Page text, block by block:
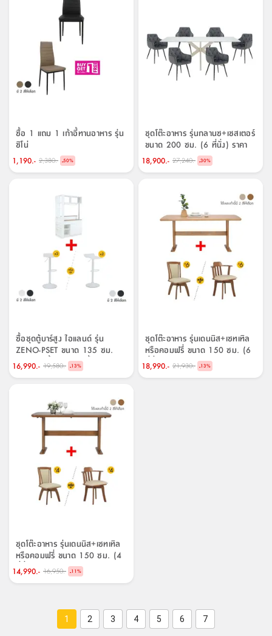
ซื้อ 1 แถม 1 เก้าอี้ทานอาหาร รุ่น
ชิโน่
1,190.- 2,380.- -50%
ชุดโต๊ะอาหาร รุ่นกลานซ+เชสเตอร์
ขนาด 200 ซม. (6 ที่นั่ง) ราคา
พิเศษ!
18,900.- 27,240.- -30%
ซื้อชุดตู้บาร์สูง ไอแลนด์ รุ่น
ZENO-PSET ขนาด 135 ซม.
พร้อมเก้าอี้บาร์ รุ่นฟังกี้ หรือ
นอยซ์ (2 ที่นั่ง) ราคาพิเศษ!
16,990.- 19,580.- -13%
ชุดโต๊ะอาหาร รุ่นเดนนิส+เซทเทิล
หรือคอมฟรี่ ขนาด 150 ซม. (6
ที่นั่ง) ราคาพิเศษ!
18,990.- 21,930.- -13%
ชุดโต๊ะอาหาร รุ่นเดนนิส+เซทเทิล
หรือคอมฟรี่ ขนาด 150 ซม. (4
ที่นั่ง) ราคาพิเศษ!
14,990.- 16,950.- -11%
1 2 3 4 5 6 7